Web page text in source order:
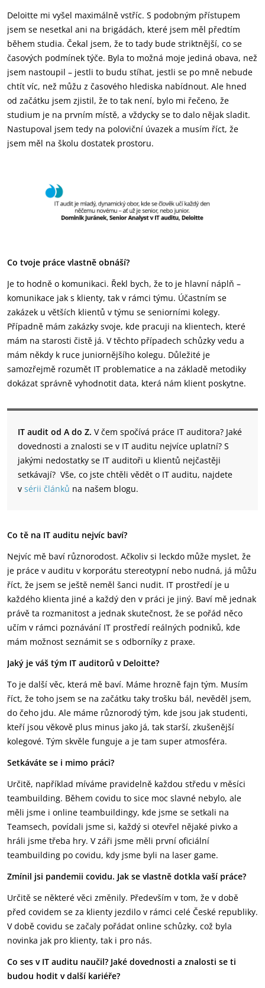
Deloitte mi vyšel maximálně vstříc. S podobným přístupem
jsem se nesetkal ani na brigádách, které jsem měl předtím
během studia. Čekal jsem, že to tady bude striktnější, co se
časových podmínek týče. Byla to možná moje jediná obava, než
jsem nastoupil – jestli to budu stíhat, jestli se po mně nebude
chtít víc, než můžu z časového hlediska nabídnout. Ale hned
od začátku jsem zjistil, že to tak není, bylo mi řečeno, že
studium je na prvním místě, a vždycky se to dalo nějak sladit.
Nastupoval jsem tedy na poloviční úvazek a musím říct, že
jsem měl na školu dostatek prostoru.
Co tvoje práce vlastně obnáší?
Je to hodně o komunikaci. Řekl bych, že to je hlavní náplň –
komunikace jak s klienty, tak v rámci týmu. Účastním se
zakázek u větších klientů v týmu se seniorními kolegy.
Případně mám zakázky svoje, kde pracuji na klientech, které
mám na starosti čistě já. V těchto případech schůzky vedu a
mám někdy k ruce juniornějšího kolegu. Důležité je
samozřejmě rozumět IT problematice a na základě metodiky
dokázat správně vyhodnotit data, která nám klient poskytne.
IT audit od A do Z. V čem spočívá práce IT auditora? Jaké
dovednosti a znalosti se v IT auditu nejvíce uplatní? S
jakými nedostatky se IT auditoři u klientů nejčastěji
setkávají? Vše, co jste chtěli vědět o IT auditu, najdete
v sérii článků na našem blogu.
Co tě na IT auditu nejvíc baví?
Nejvíc mě baví různorodost. Ačkoliv si leckdo může myslet, že
je práce v auditu v korporátu stereotypní nebo nudná, já můžu
říct, že jsem se ještě neměl šanci nudit. IT prostředí je u
každého klienta jiné a každý den v práci je jiný. Baví mě jednak
právě ta rozmanitost a jednak skutečnost, že se pořád něco
učím v rámci poznávání IT prostředí reálných podniků, kde
mám možnost seznámit se s odborníky z praxe.
Jaký je váš tým IT auditorů v Deloitte?
To je další věc, která mě baví. Máme hrozně fajn tým. Musím
říct, že toho jsem se na začátku taky trošku bál, nevěděl jsem,
do čeho jdu. Ale máme různorodý tým, kde jsou jak studenti,
kteří jsou věkově plus minus jako já, tak starší, zkušenější
kolegové. Tým skvěle funguje a je tam super atmosféra.
Setkáváte se i mimo práci?
Určitě, například míváme pravidelně každou středu v měsíci
teambuilding. Během covidu to sice moc slavné nebylo, ale
měli jsme i online teambuildingy, kde jsme se setkali na
Teamsech, povídali jsme si, každý si otevřel nějaké pivko a
hráli jsme třeba hry. V záři jsme měli první oficiální
teambuilding po covidu, kdy jsme byli na laser game.
Zmínil jsi pandemii covidu. Jak se vlastně dotkla vaší práce?
Určitě se některé věci změnily. Především v tom, že v době
před covidem se za klienty jezdilo v rámci celé České republiky.
V době covidu se začaly pořádat online schůzky, což byla
novinka jak pro klienty, tak i pro nás.
Co ses v IT auditu naučil? Jaké dovednosti a znalosti se ti
budou hodit v další kariéře?